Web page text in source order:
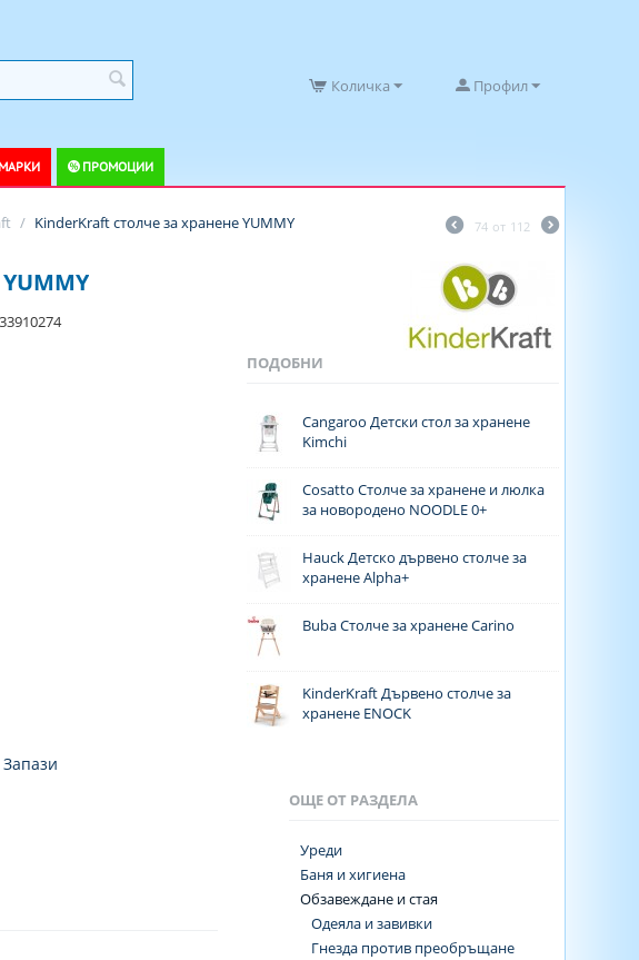
Профил
Количка
МАРКИ ПРОМОЦИИ
/ KinderKraft столче за хранене YUMMY 74 от 112
Запази
ПОДОБНИ
Cangaroo Детски стол за хранене
Kimchi
Cosatto Столче за хранене и люлка
за новородено NOODLE 0+
Hauck Детско дървено столче за
хранене Alpha+
Buba Столче за хранене Carino
KinderKraft Дървено столче за
хранене ENOCK
ОЩЕ ОТ РАЗДЕЛА
Уреди
Баня и хигиена
Обзавеждане и стая
Одеяла и завивки
Гнезда против преобръщане